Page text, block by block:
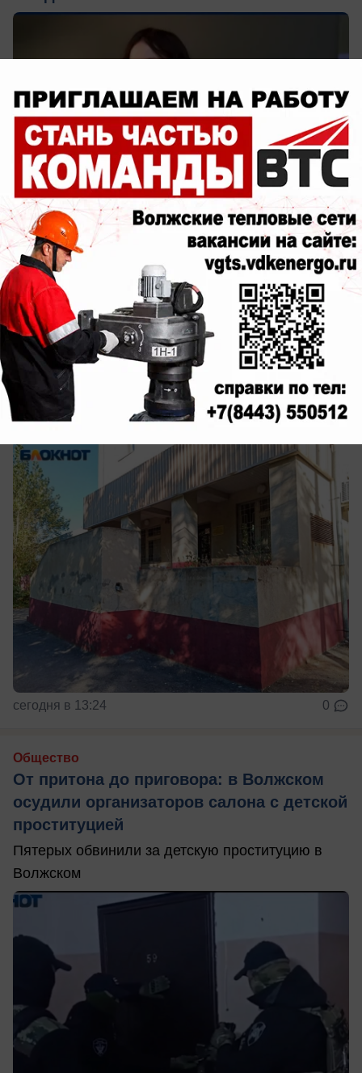
сегодня в 14:28 0
Общество
БСМП на Свердлова в Волжском: врачи
спасают жизни, а здание — просит о
помощи
Обновят ли здание Волжского БСМП?
сегодня в 13:24 0
Общество
От притона до приговора: в Волжском
осудили организаторов салона с детской
проституцией
Пятерых обвинили за детскую проституцию в
Волжском